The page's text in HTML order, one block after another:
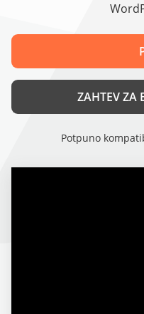
ZAHTEV ZA
Potpuno